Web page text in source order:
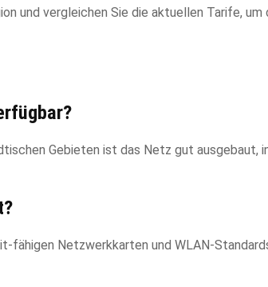
und vergleichen Sie die aktuellen Tarife,
Gebieten ist das Netz gut ausgebaut,
fähigen Netzwerkkarten und WLAN-